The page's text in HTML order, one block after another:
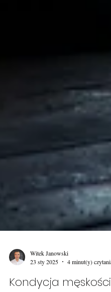
23 sty 2025
4 minut(y) czytania